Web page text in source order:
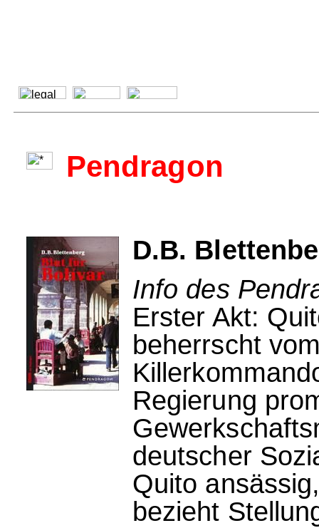
Pendragon
D.B.
Info des
Erster Akt:
beherrscht
Regierung
deutscher
Quito
bezieht